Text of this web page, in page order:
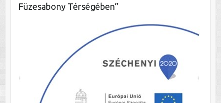
Füzesabony Térségében”